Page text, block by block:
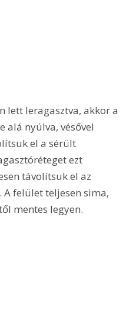
lett leragasztva, akkor a
alá nyúlva, vésővel
el a sérült
ezt
távolítsuk el az
felület teljesen sima,
mentes legyen.